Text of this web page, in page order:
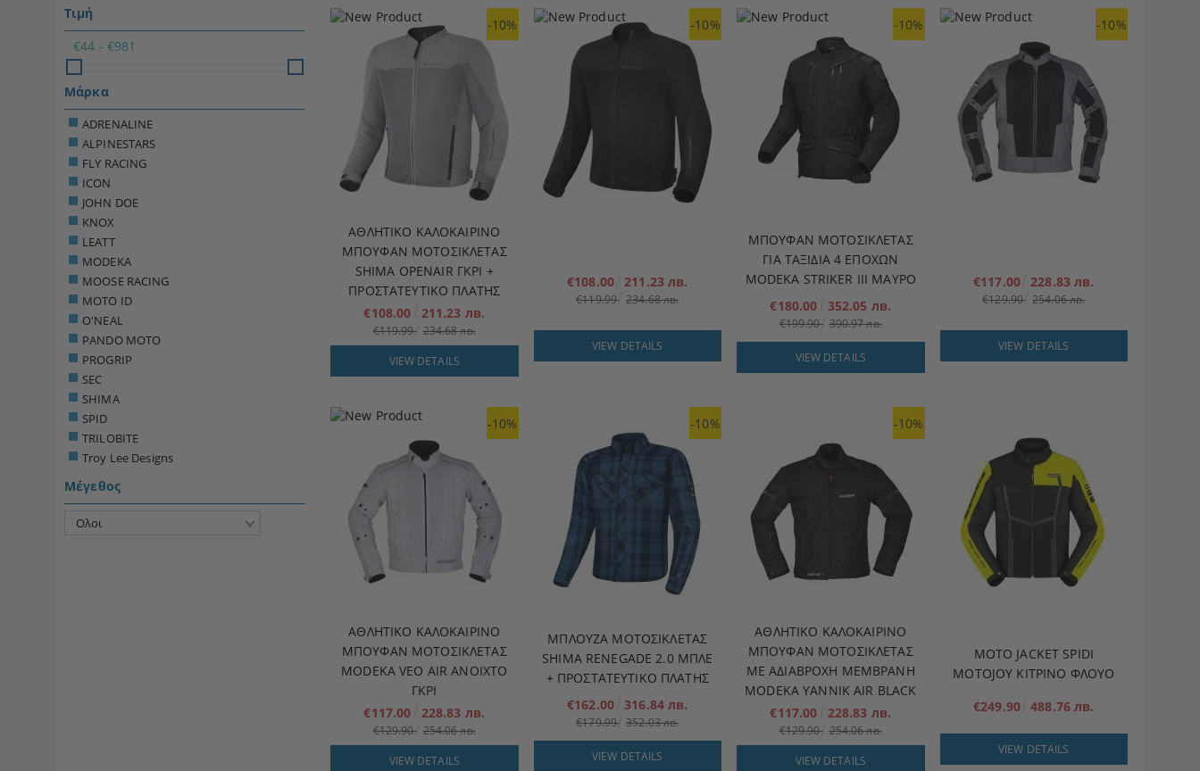
Τιμή
€44 - €981
Μάρκα
ADRENALINE
ALPINESTARS
FLY RACING
ICON
JOHN DOE
KNOX
LEATT
MODEKA
MOOSE RACING
MOTO ID
O'NEAL
PANDO MOTO
PROGRIP
SEC
SHIMA
SPID
TRILOBITE
Troy Lee Designs
Μέγεθος
-10%
ΑΘΛΗΤΙΚΌ ΚΑΛΟΚΑΙΡΙΝΌ
ΜΠΟΥΦΆΝ ΜΟΤΟΣΙΚΛΈΤΑΣ
SHIMA OPENAIR ΓΚΡΙ +
ΠΡΟΣΤΑΤΕΥΤΙΚΌ ΠΛΆΤΗΣ
€108.00
211.23 лв.
€119.99 234.68 лв.
VIEW DETAILS
-10%
€108.00 211.23 лв.
€119.99 234.68 лв.
VIEW DETAILS
-10%
ΜΠΟΥΦΆΝ ΜΟΤΟΣΙΚΛΈΤΑΣ
ΓΙΑ ΤΑΞΊΔΙΑ 4 ΕΠΟΧΏΝ
MODEKA STRIKER III ΜΑΎΡΟ
€180.00
352.05 лв.
€199.90 390.97 лв.
VIEW DETAILS
-10%
€117.00 228.83 лв.
€129.90 254.06 лв.
VIEW DETAILS
-10%
ΑΘΛΗΤΙΚΌ ΚΑΛΟΚΑΙΡΙΝΌ
ΜΠΟΥΦΆΝ ΜΟΤΟΣΙΚΛΈΤΑΣ
MODEKA VEO AIR ΑΝΟΙΧΤΌ
ΓΚΡΙ
€117.00
228.83 лв.
€129.90 254.06 лв.
VIEW DETAILS
-10%
ΜΠΛΟΎΖΑ ΜΟΤΟΣΙΚΛΈΤΑΣ
SHIMA RENEGADE 2.0 ΜΠΛΕ
+ ΠΡΟΣΤΑΤΕΥΤΙΚΌ ΠΛΆΤΗΣ
€162.00 316.84 лв.
€179.99 352.03 лв.
VIEW DETAILS
-10%
ΑΘΛΗΤΙΚΌ ΚΑΛΟΚΑΙΡΙΝΌ
ΜΠΟΥΦΆΝ ΜΟΤΟΣΙΚΛΈΤΑΣ
ΜΕ ΑΔΙΆΒΡΟΧΗ ΜΕΜΒΡΆΝΗ
MODEKA YANNIK AIR BLACK
€117.00
228.83 лв.
€129.90 254.06 лв.
VIEW DETAILS
MOTO JACKET SPIDI
MOTOJOY ΚΊΤΡΙΝΟ ΦΛΟΎΟ
€249.90 488.76 лв.
VIEW DETAILS